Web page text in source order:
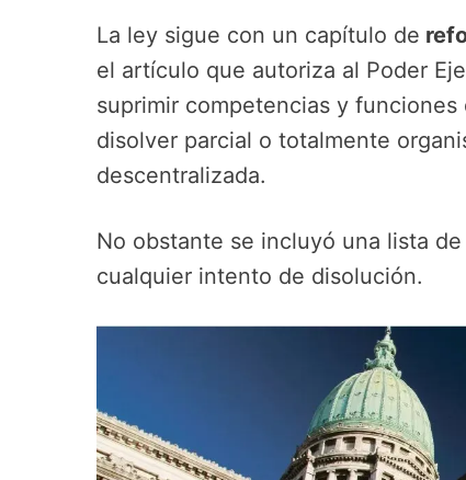
La ley sigue con un capítulo de
el artículo que autoriza al Poder
suprimir competencias y
disolver parcial o totalmente
descentralizada.
No obstante se incluyó una lista
cualquier intento de disolución.